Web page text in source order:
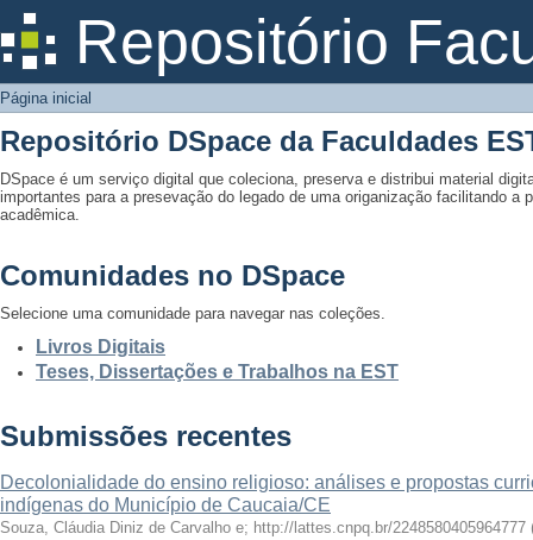
Repositório
Página inicial
Página inicial
Repositório DSpace da Faculdades
DSpace é um serviço digital que coleciona, preserva e distribui material
importantes para a presevação do legado de uma origanização facilitando a
acadêmica.
Comunidades no DSpace
Selecione uma comunidade para navegar nas coleções.
Livros Digitais
Teses, Dissertações e Trabalhos na EST
Submissões recentes
Decolonialidade do ensino religioso: análises e propostas
indígenas do Município de Caucaia/CE
Souza, Cláudia Diniz de Carvalho e; http://lattes.cnpq.br/2248580405964777